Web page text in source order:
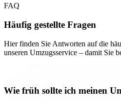
FAQ
Häufig gestellte Fragen
Hier finden Sie Antworten auf die
unseren Umzugsservice – damit Sie
Wie früh sollte ich meinen